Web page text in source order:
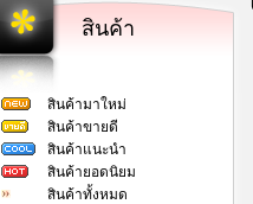
สินค้า
สินค้ามาใหม่
สินค้าขายดี
สินค้าแนะนำ
สินค้ายอดนิยม
สินค้าทั้งหมด